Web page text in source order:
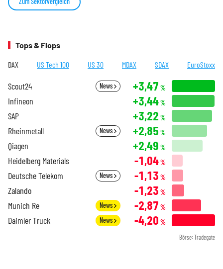
Tops & Flops
DAX US Tech 100 US 30 MDAX SDAX EuroStoxx
Scout24 News +3,47 %
Infineon +3,44%
SAP +3,22 %
Rheinmetall News +2,85 %
Qiagen +2,49 %
Heidelberg Materials -1,04%
Deutsche Telekom News -1,13 %
Zalando -1,23 %
Munich Re News -2,87 %
Daimler Truck News -4,20 %
Börse: Tradegate